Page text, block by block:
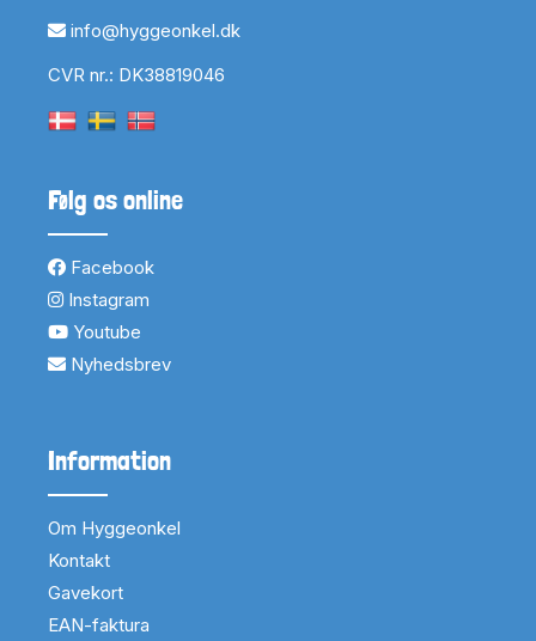
info@hyggeonkel.dk
CVR nr.: DK38819046
Følg os online
Facebook
Instagram
Youtube
Nyhedsbrev
Information
Om Hyggeonkel
Kontakt
Gavekort
EAN-faktura